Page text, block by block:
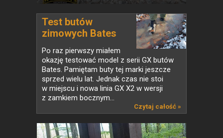
Test butów
zimowych Bates
GX...
Po raz pierwszy miałem
okazję testować model z serii GX butów
Bates. Pamiętam buty tej marki jeszcze
sprzed wielu lat. Jednak czas nie stoi
w miejscu i nowa linia GX X2 w wersji
z zamkiem bocznym...
Czytaj całość »